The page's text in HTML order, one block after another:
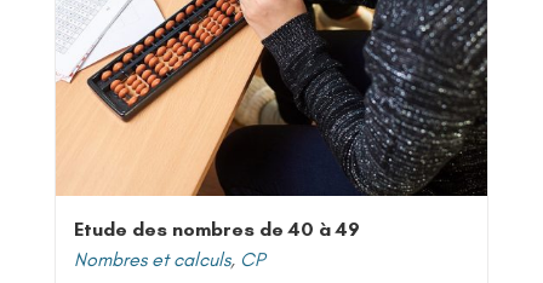
Etude des nombres de 40 à 49
Nombres et calculs, CP